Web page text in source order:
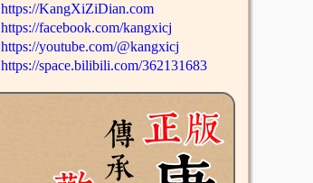
https://KangXiZiDian.com
https://facebook.com/kangxicj
https://youtube.com/@kangxicj
https://space.bilibili.com/362131683